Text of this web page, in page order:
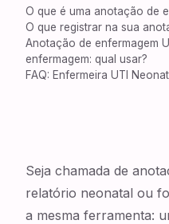
O que é uma anotação de
O que registrar na sua
Anotação de enfermagem
enfermagem: qual usar?
FAQ: Enfermeira UTI
Seja chamada de
relatório neonatal ou
a mesma ferramenta: